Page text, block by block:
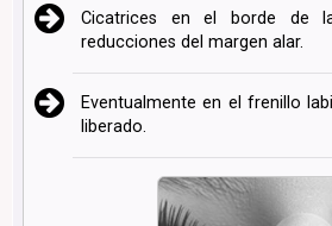
Cicatrices en el borde de
reducciones del margen alar.
Eventualmente en el frenillo
liberado.